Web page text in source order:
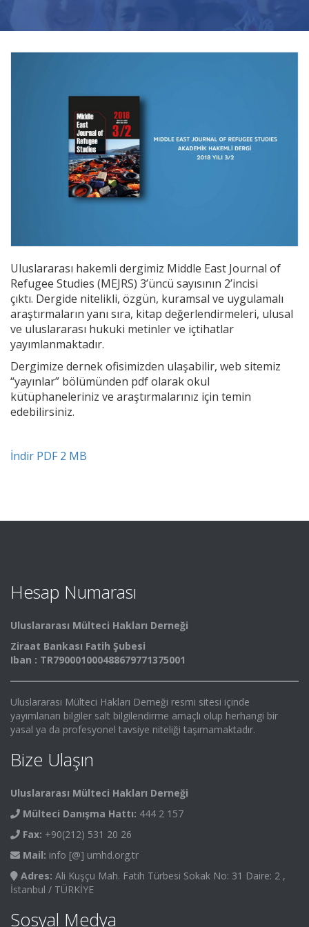
Uluslararası hakemli dergimiz Middle East Journal of
Refugee Studies (MEJRS) 3’üncü sayısının 2’incisi
çıktı. Dergide nitelikli, özgün, kuramsal ve uygulamalı
araştırmaların yanı sıra, kitap değerlendirmeleri, ulusal
ve uluslararası hukuki metinler ve içtihatlar
yayımlanmaktadır.
Dergimize dernek ofisimizden ulaşabilir, web sitemiz
“yayınlar” bölümünden pdf olarak okul
kütüphaneleriniz ve araştırmalarınız için temin
edebilirsiniz.
İndir PDF 2 MB
Hesap Numarası
Uluslararası Mülteci Hakları Derneği
Ziraat Bankası Fatih Şubesi
Iban : TR790001000488679771375001
Uluslararası Mülteci Hakları Derneği resmi sitesi içinde
yayımlanan bilgiler salt bilgilendirme amaçlı olup herhangi bir
yasal ya da profesyonel tavsiye niteliği taşımamaktadır.
Bize Ulaşın
Uluslararası Mülteci Hakları Derneği
Mülteci Danışma Hattı: 444 2 157
Fax: +90(212) 531 20 26
Mail: info [@] umhd.org.tr
Adres: Ali Kuşçu Mah. Fatih Türbesi Sokak No: 31 Daire: 2 ,
İstanbul / TÜRKİYE
Sosyal Medya
Yayınlar